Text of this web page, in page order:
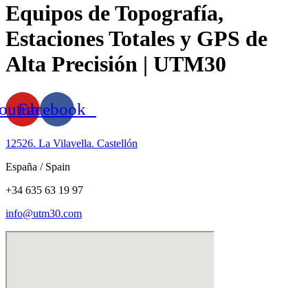
Equipos de Topografía,
Estaciones Totales y GPS de
Alta Precisión | UTM30
Facebook
12526. La Vilavella. Castellón
España / Spain
+34 635 63 19 97
info@utm30.com